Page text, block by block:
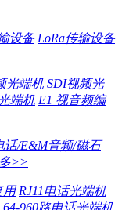
设备 LoRa传输设备
光端机 SDI视频光
端机 E1 视音频编
话/E&M音频/磁石
>>
用 RJ11电话光端机
64-960路电话光端机